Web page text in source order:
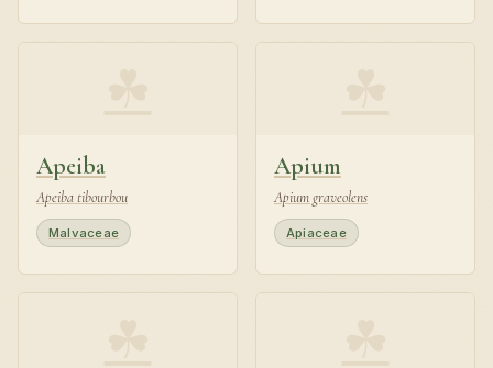
Apeiba
Apeiba tibourbou
Malvaceae
Apium
Apium graveolens
Apiaceae